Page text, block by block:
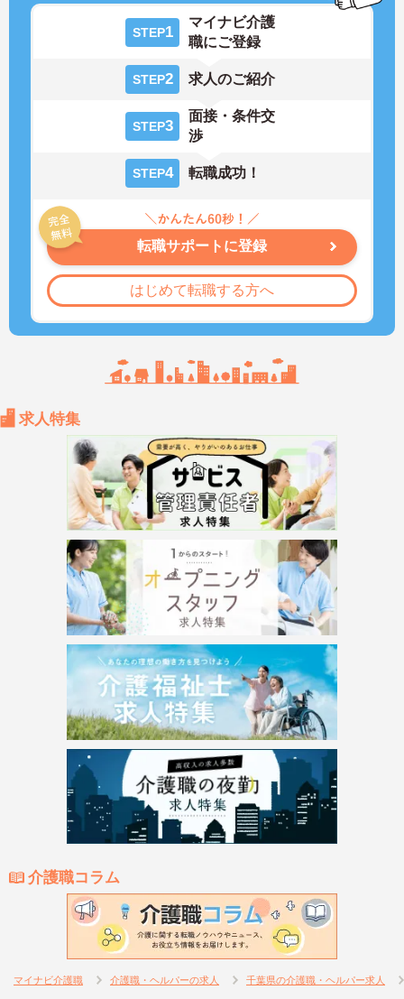
STEP1
マイナビ介護
職にご登録
STEP2 求人のご紹介
STEP3
面接・条件交
渉
STEP4 転職成功！
転職サポートに登録
はじめて転職する方へ
求人特集
介護職コラム
マイナビ介護職 介護職・ヘルパーの求人 千葉県の介護職・ヘルパー求人